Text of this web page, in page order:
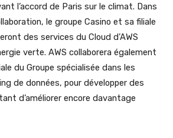
l’accord de Paris sur le climat. Dans
le groupe Casino et sa filiale
des services du Cloud d’AWS
verte. AWS collaborera également
du Groupe spécialisée dans les
de données, pour développer des
d’améliorer encore davantage